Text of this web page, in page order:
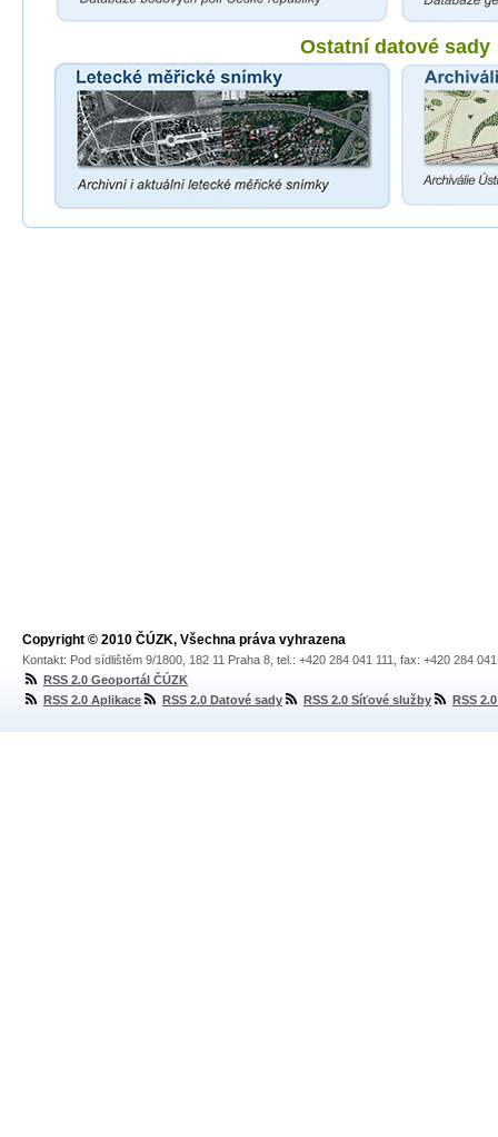
Ostatní datové sady
Copyright © 2010 ČÚZK, Všechna práva vyhrazena
Kontakt: Pod sídlištěm 9/1800, 182 11 Praha 8, tel.: +420 284 041 111, fax: +420 284
RSS 2.0 Geoportál ČÚZK
RSS 2.0 Aplikace
RSS 2.0 Datové sady RSS 2.0 Síťové služby RSS